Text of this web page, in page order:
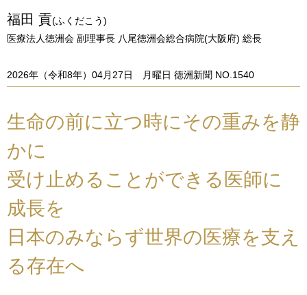
福田 貢(ふくだこう)
医療法人徳洲会 副理事長 八尾徳洲会総合病院(大阪府) 総長
2026年（令和8年）04月27日 月曜日 徳洲新聞 NO.1540
生命の前に立つ時にその重みを静
かに
受け止めることができる医師に
成長を
日本のみならず世界の医療を支え
る存在へ